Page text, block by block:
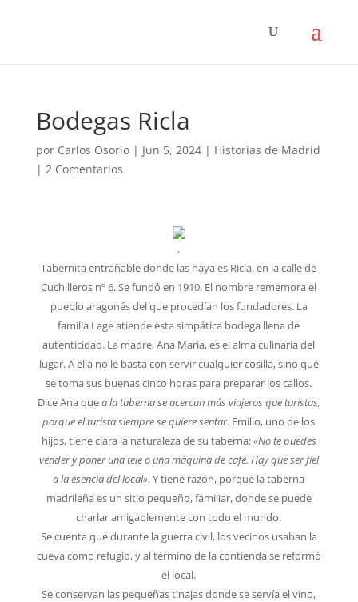
Bodegas Ricla
por Carlos Osorio| Jun 5, 2024| Historias de Madrid
| 2 Comentarios
.
Tabernita entrañable donde las haya es Ricla, en la calle de
Cuchilleros nº 6. Se fundó en 1910. El nombre rememora el
pueblo aragonés del que procedían los fundadores. La
familia Lage atiende esta simpática bodega llena de
autenticidad. La madre, Ana María, es el alma culinaria del
lugar. A ella no le basta con servir cualquier cosilla, sino que
se toma sus buenas cinco horas para preparar los callos.
Dice Ana quea la taberna se acercan más viajeros que turistas,
porque el turista siempre se quiere sentar. Emilio, uno de los
hijos, tiene clara la naturaleza de su taberna:«No te puedes
vender y poner una tele o una máquina de café. Hay que ser fiel
a la esencia del local». Y tiene razón, porque la taberna
madrileña es un sitio pequeño, familiar, donde se puede
charlar amigablemente con todo el mundo.
Se cuenta que durante la guerra civil, los vecinos usaban la
cueva como refugio, y al término de la contienda se reformó
el local.
Se conservan las pequeñas tinajas donde se servía el vino,